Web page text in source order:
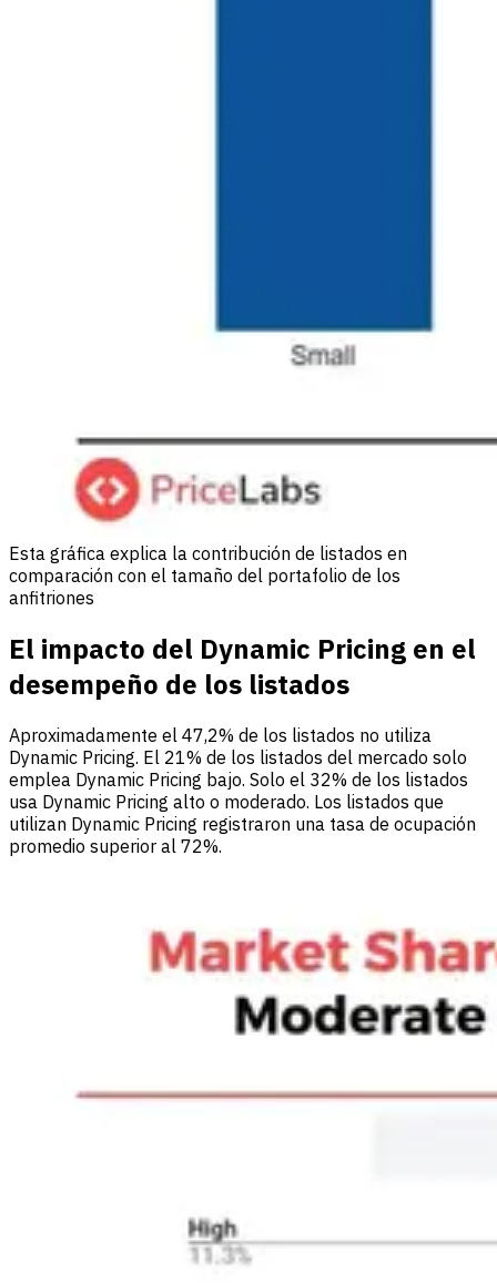
Esta gráfica explica la contribución de listados en
comparación con el tamaño del portafolio de los
anfitriones
El impacto del Dynamic Pricing en el
desempeño de los listados
Aproximadamente el 47,2% de los listados no utiliza
Dynamic Pricing. El 21% de los listados del mercado solo
emplea Dynamic Pricing bajo. Solo el 32% de los listados
usa Dynamic Pricing alto o moderado. Los listados que
utilizan Dynamic Pricing registraron una tasa de ocupación
promedio superior al 72%.